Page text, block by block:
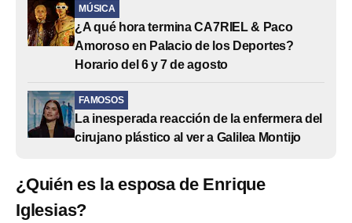
MÚSICA
¿A qué hora termina CA7RIEL & Paco
Amoroso en Palacio de los Deportes?
Horario del 6 y 7 de agosto
FAMOSOS
La inesperada reacción de la enfermera del
cirujano plástico al ver a Galilea Montijo
¿Quién es la esposa de Enrique
Iglesias?